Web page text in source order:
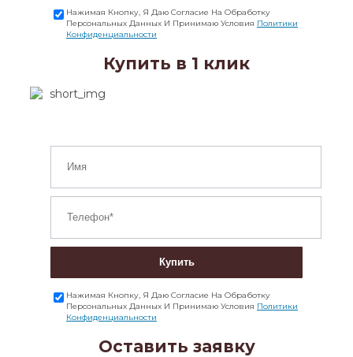
Нажимая Кнопку, Я Даю Согласие На Обработку
Персональных Данных И Принимаю Условия Политики
Конфиденциальности
Купить в 1 клик
Купить
Нажимая Кнопку, Я Даю Согласие На Обработку
Персональных Данных И Принимаю Условия Политики
Конфиденциальности
Оставить заявку